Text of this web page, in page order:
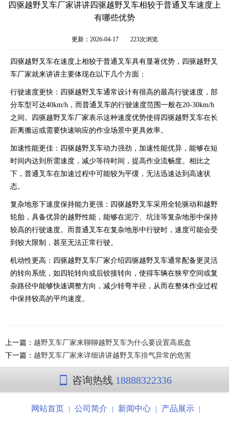
四驱越野叉车厂家讲讲四驱越野叉车相较于普通叉车速度上
有哪些优势
更新：2026-04-17 223次浏览
四驱越野叉车在速度上相较于普通叉车具有显著优势，四驱越野叉
车厂家就来讲讲主要体现在以下几个方面：
行驶速度更快：四驱越野叉车通常设计有很高的最高行驶速度，部
分车型可达40km/h，而普通叉车的行驶速度范围一般在20-30km/h
之间。四驱越野叉车厂家表示这种速度优势使得四驱越野叉车在长
距离搬运或需要快速响应的作业场景中更具效率。
加速性能更佳：四驱越野叉车动力强劲，加速性能优异，能够在短
时间内达到所需速度，减少等待时间，提高作业流畅度。相比之
下，普通叉车在加速过程中可能较为平缓，无法迅速达到高速状
态。
复杂地形下速度保持能力更强：四驱越野叉车采用全轮驱动和越野
轮胎，具备优异的越野性能，能够在泥泞、坑洼等复杂地形中保持
较高的行驶速度。而普通叉车在复杂地形中行驶时，速度可能会受
到较大限制，甚至无法正常行驶。
机动性更高：四驱越野叉车厂家介绍四驱越野叉车通常配备更灵活
的转向系统，如四轮转向或后铰接转向，使得车辆在狭窄空间或复
杂路径中能够快速调整方向，减少转弯半径，从而在整体作业过程
中保持较高的平均速度。
上一篇： 越野叉车厂家来聊聊越野叉车为什么要设置高底盘
下一篇： 越野叉车厂家来详细讲讲越野叉车排气异常的危害
咨询热线 18888322336
网站首页 公司简介 新闻中心 产品展示